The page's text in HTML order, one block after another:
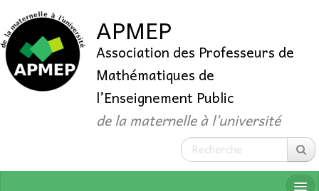
APMEP
Association des Professeurs de
Mathématiques de
l’Enseignement Public
de la maternelle à l’université